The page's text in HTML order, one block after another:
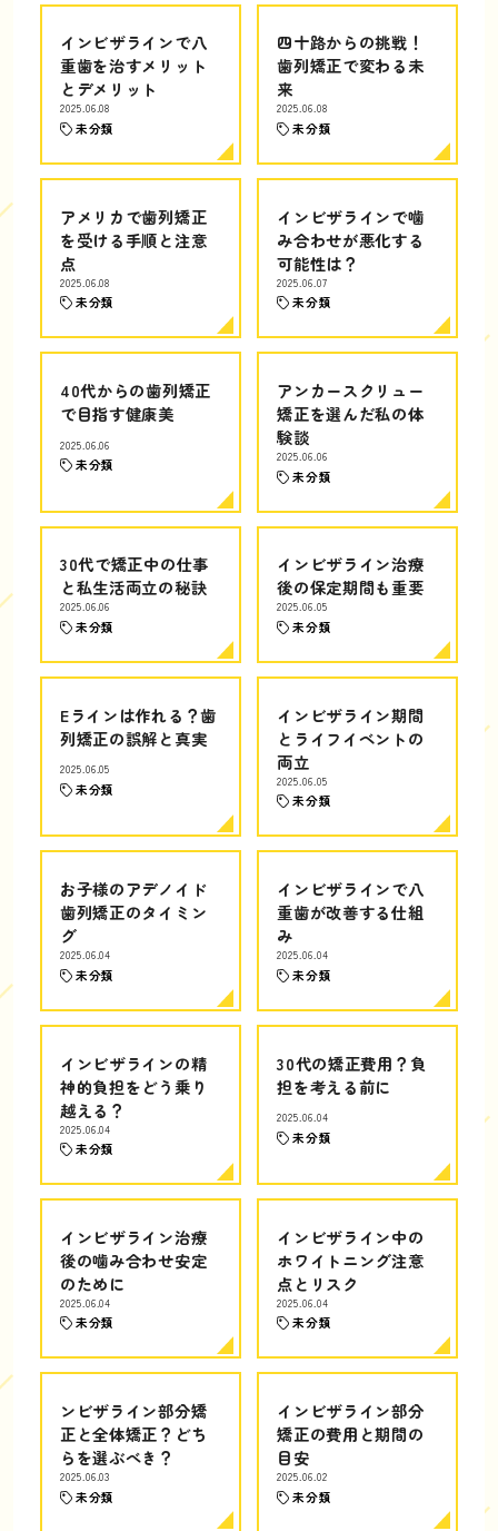
インビザラインで八
重歯を治すメリット
とデメリット
2025.06.08
未分類
四十路からの挑戦！
歯列矯正で変わる未
来
2025.06.08
未分類
アメリカで歯列矯正
を受ける手順と注意
点
2025.06.08
未分類
インビザラインで噛
み合わせが悪化する
可能性は？
2025.06.07
未分類
40代からの歯列矯正
で目指す健康美
2025.06.06
未分類
アンカースクリュー
矯正を選んだ私の体
験談
2025.06.06
未分類
30代で矯正中の仕事
と私生活両立の秘訣
2025.06.06
未分類
インビザライン治療
後の保定期間も重要
2025.06.05
未分類
Eラインは作れる？歯
列矯正の誤解と真実
2025.06.05
未分類
インビザライン期間
とライフイベントの
両立
2025.06.05
未分類
お子様のアデノイド
歯列矯正のタイミン
グ
2025.06.04
未分類
インビザラインで八
重歯が改善する仕組
み
2025.06.04
未分類
インビザラインの精
神的負担をどう乗り
越える？
2025.06.04
未分類
30代の矯正費用？負
担を考える前に
2025.06.04
未分類
インビザライン治療
後の噛み合わせ安定
のために
2025.06.04
未分類
インビザライン中の
ホワイトニング注意
点とリスク
2025.06.04
未分類
ンビザライン部分矯
正と全体矯正？どち
らを選ぶべき？
2025.06.03
未分類
インビザライン部分
矯正の費用と期間の
目安
2025.06.02
未分類